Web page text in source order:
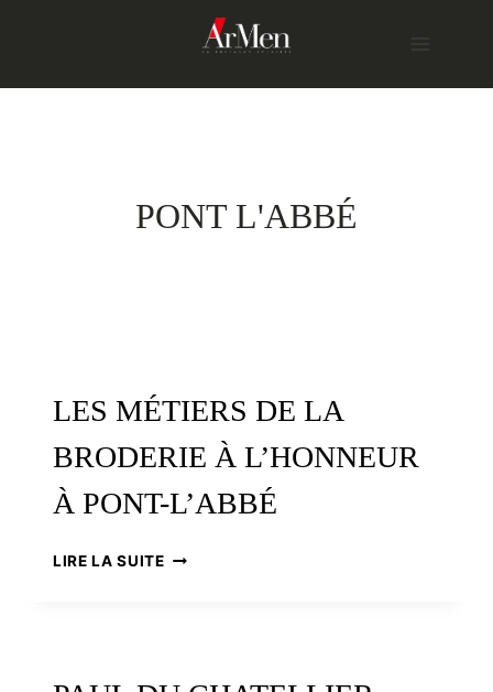
PONT L'ABBÉ
LES MÉTIERS DE LA
BRODERIE À L’HONNEUR
À PONT-L’ABBÉ
LIRE LA SUITELES